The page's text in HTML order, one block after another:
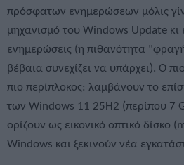
πρόσφατων ενημερώσεων μόλις
μηχανισμό του Windows Update κι
ενημερώσεις (η πιθανότητα
βέβαια συνεχίζει να υπάρχει). Ο
πιο περίπλοκος: λαμβάνουν το
των Windows 11 25H2 (περίπου 7
ορίζουν ως εικονικό οπτικό δίσκο
Windows και ξεκινούν νέα